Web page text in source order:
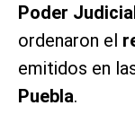
Poder
ordenaron el
emitidos en
Puebla.